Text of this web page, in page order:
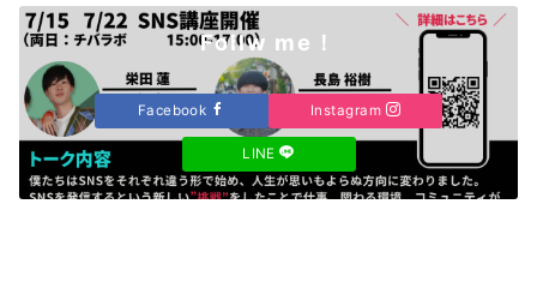
Follw me！
Facebook Instagram
LINE